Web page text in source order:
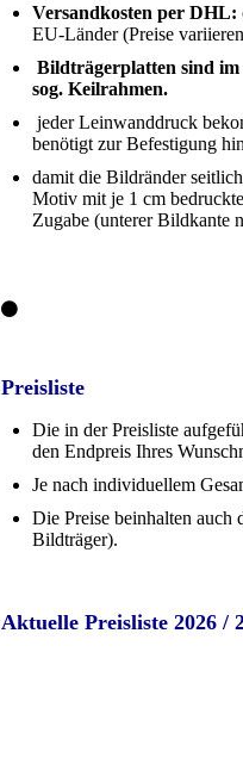
Versandkosten per DHL:
EU-Länder (Preise
Bildträgerplatten sind
sog. Keilrahmen.
jeder Leinwanddruck
benötigt zur Befestigung
damit die Bildränder
Motiv mit je 1 cm
Zugabe (unterer Bildkante
Preisliste
Die in der Preisliste
den Endpreis Ihres
Je nach individuellem
Die Preise beinhalten
Bildträger).
Aktuelle Preisliste 2026 /